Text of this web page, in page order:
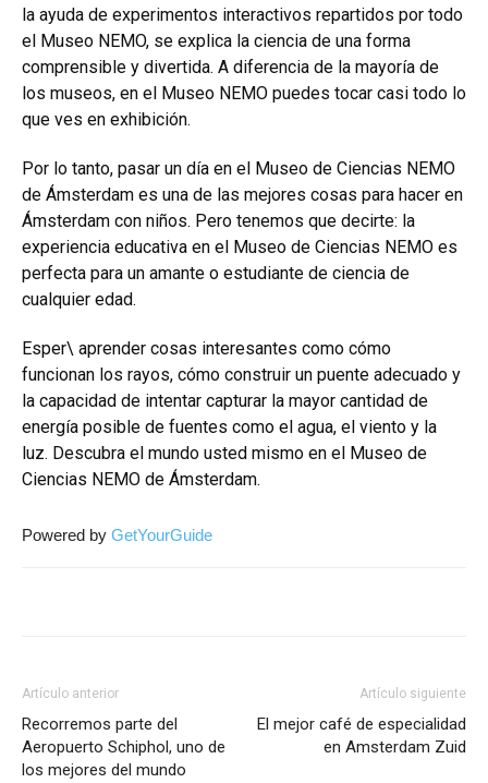
la ayuda de experimentos interactivos repartidos por todo
el Museo NEMO, se explica la ciencia de una forma
comprensible y divertida. A diferencia de la mayoría de
los museos, en el Museo NEMO puedes tocar casi todo lo
que ves en exhibición.
Por lo tanto, pasar un día en el Museo de Ciencias NEMO
de Ámsterdam es una de las mejores cosas para hacer en
Ámsterdam con niños. Pero tenemos que decirte: la
experiencia educativa en el Museo de Ciencias NEMO es
perfecta para un amante o estudiante de ciencia de
cualquier edad.
Esper\ aprender cosas interesantes como cómo
funcionan los rayos, cómo construir un puente adecuado y
la capacidad de intentar capturar la mayor cantidad de
energía posible de fuentes como el agua, el viento y la
luz. Descubra el mundo usted mismo en el Museo de
Ciencias NEMO de Ámsterdam.
Powered by GetYourGuide
Artículo anterior
Recorremos parte del
Aeropuerto Schiphol, uno de
los mejores del mundo
Artículo siguiente
El mejor café de especialidad
en Amsterdam Zuid